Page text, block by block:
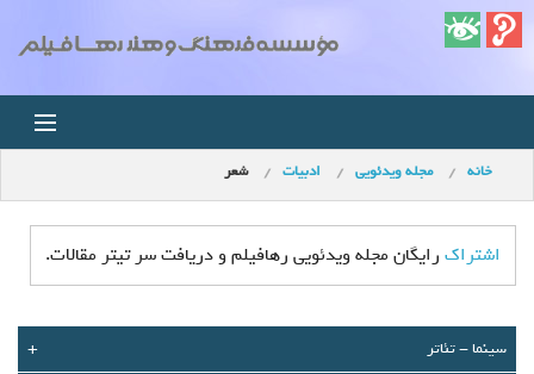
خانه
فروشگاه
خانه مجله ویدئویی ادبیات شعر
اشتراک رایگان مجله ویدئویی رهافیلم و دریافت سر تیتر مقالات.
سينما - تئاتر
+